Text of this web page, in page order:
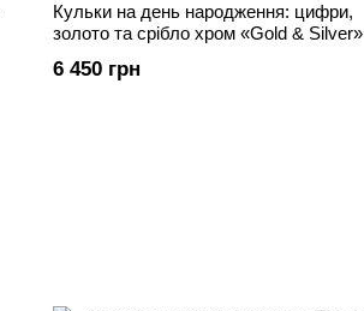
Кульки на день народження: цифри,
золото та срібло хром «Gold & Silver»
6 450 грн